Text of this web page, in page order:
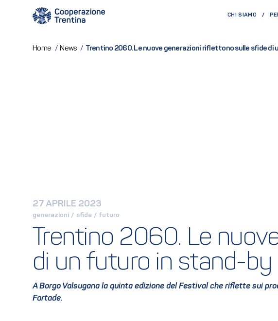
CHI SIAMO
Home / News / Trentino 2060. Le nuove generazioni riflettono sulle sfide di
27 APRILE 2023
generazioni / sfide / futuro
Trentino 2060. Le
di un futuro in stand-by
A Borgo Valsugana la quinta edizione del Festival che riflette sui
Fartade.